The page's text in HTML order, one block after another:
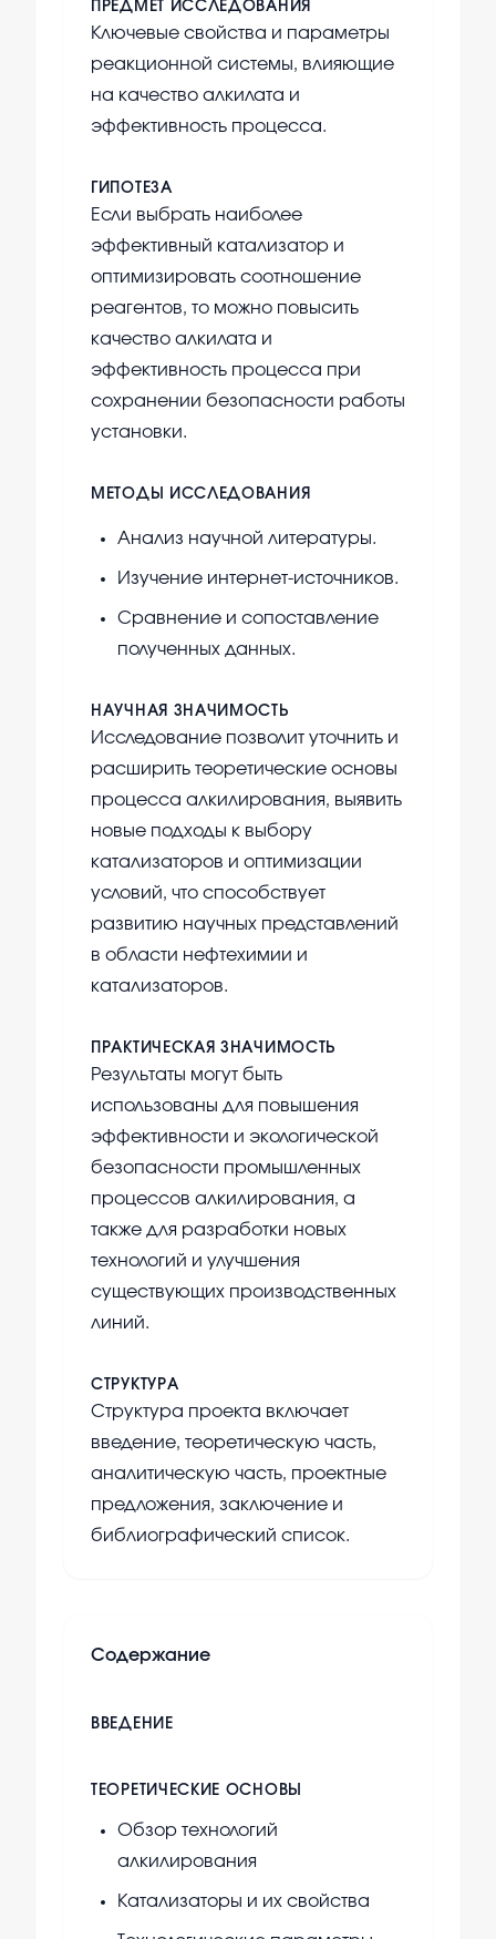
ПРЕДМЕТ ИССЛЕДОВАНИЯ
Ключевые свойства и параметры
реакционной системы, влияющие
на качество алкилата и
эффективность процесса.
ГИПОТЕЗА
Если выбрать наиболее
эффективный катализатор и
оптимизировать соотношение
реагентов, то можно повысить
качество алкилата и
эффективность процесса при
сохранении безопасности работы
установки.
МЕТОДЫ ИССЛЕДОВАНИЯ
Анализ научной литературы.
Изучение интернет-источников.
Сравнение и сопоставление
полученных данных.
НАУЧНАЯ ЗНАЧИМОСТЬ
Исследование позволит уточнить и
расширить теоретические основы
процесса алкилирования, выявить
новые подходы к выбору
катализаторов и оптимизации
условий, что способствует
развитию научных представлений
в области нефтехимии и
катализаторов.
ПРАКТИЧЕСКАЯ ЗНАЧИМОСТЬ
Результаты могут быть
использованы для повышения
эффективности и экологической
безопасности промышленных
процессов алкилирования, а
также для разработки новых
технологий и улучшения
существующих производственных
линий.
СТРУКТУРА
Структура проекта включает
введение, теоретическую часть,
аналитическую часть, проектные
предложения, заключение и
библиографический список.
Содержание
ВВЕДЕНИЕ
ТЕОРЕТИЧЕСКИЕ ОСНОВЫ
Обзор технологий
алкилирования
Катализаторы и их свойства